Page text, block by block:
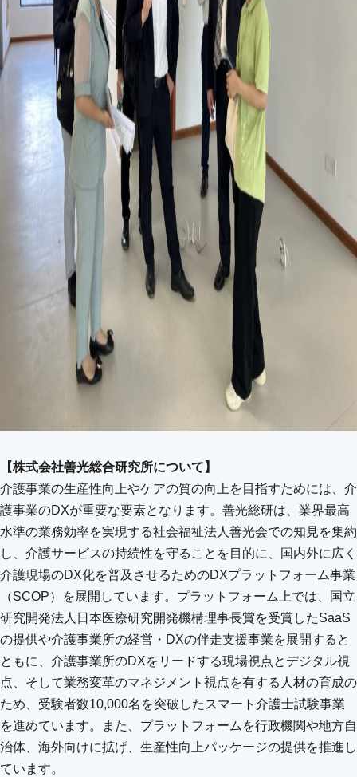
【株式会社善光総合研究所について】
介護事業の生産性向上やケアの質の向上を目指すためには、介
護事業のDXが重要な要素となります。善光総研は、業界最高
水準の業務効率を実現する社会福祉法人善光会での知見を集約
し、介護サービスの持続性を守ることを目的に、国内外に広く
介護現場のDX化を普及させるためのDXプラットフォーム事業
（SCOP）を展開しています。プラットフォーム上では、国立
研究開発法人日本医療研究開発機構理事長賞を受賞したSaaS
の提供や介護事業所の経営・DXの伴走支援事業を展開すると
ともに、介護事業所のDXをリードする現場視点とデジタル視
点、そして業務変革のマネジメント視点を有する人材の育成の
ため、受験者数10,000名を突破したスマート介護士試験事業
を進めています。また、プラットフォームを行政機関や地方自
治体、海外向けに拡げ、生産性向上パッケージの提供を推進し
ています。